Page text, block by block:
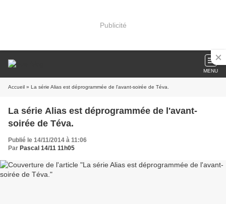
Publicité
MENU
Accueil » La série Alias est déprogrammée de l'avant-soirée de Téva.
La série Alias est déprogrammée de l'avant-
soirée de Téva.
Publié le 14/11/2014 à 11:06
Par Pascal 14/11 11h05